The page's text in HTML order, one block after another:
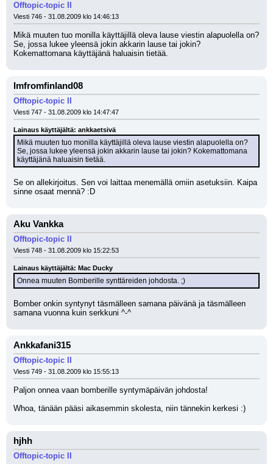
Offtopic-topic II
Viesti 746 - 31.08.2009 klo 14:46:13
Mikä muuten tuo monilla käyttäjillä oleva lause viestin alapuolella on?
Se, jossa lukee yleensä jokin akkarin lause tai jokin?
Kokemattomana käyttäjänä haluaisin tietää.
Imfromfinland08
Offtopic-topic II
Viesti 747 - 31.08.2009 klo 14:47:47
Lainaus käyttäjältä: ankkaetsivä
Mikä muuten tuo monilla käyttäjillä oleva lause viestin alapuolella on?
Se, jossa lukee yleensä jokin akkarin lause tai jokin? Kokemattomana
käyttäjänä haluaisin tietää.
Se on allekirjoitus. Sen voi laittaa menemällä omiin asetuksiin. Kaipa
sinne osaat mennä? :D
Aku Vankka
Offtopic-topic II
Viesti 748 - 31.08.2009 klo 15:22:53
Lainaus käyttäjältä: Mac Ducky
Onnea muuten Bomberille synttäreiden johdosta. ;)
Bomber onkin syntynyt täsmälleen samana päivänä ja täsmälleen
samana vuonna kuin serkkuni ^-^
Ankkafani315
Offtopic-topic II
Viesti 749 - 31.08.2009 klo 15:55:13
Paljon onnea vaan bomberille syntymäpäivän johdosta!
Whoa, tänään pääsi aikasemmin skolesta, niin tännekin kerkesi :)
hjhh
Offtopic-topic II